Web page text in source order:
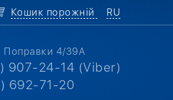
Кошик порожній RU
Поправки 4/39А
907-24-14 (Viber)
692-71-20